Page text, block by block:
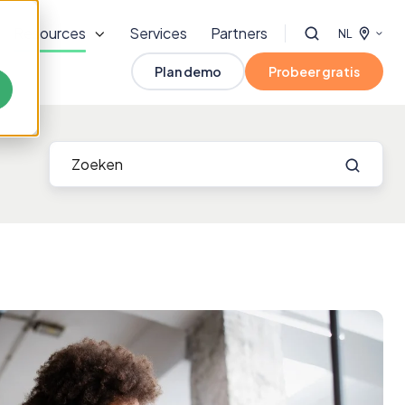
Resources Services Partners NL
Plan demo Probeer gratis